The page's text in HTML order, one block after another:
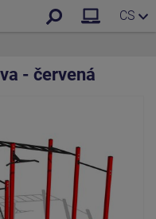
CS
- červená